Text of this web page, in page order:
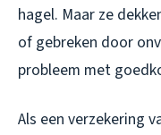
hagel. Maar ze
of gebreken door
probleem met
Als een verzekering